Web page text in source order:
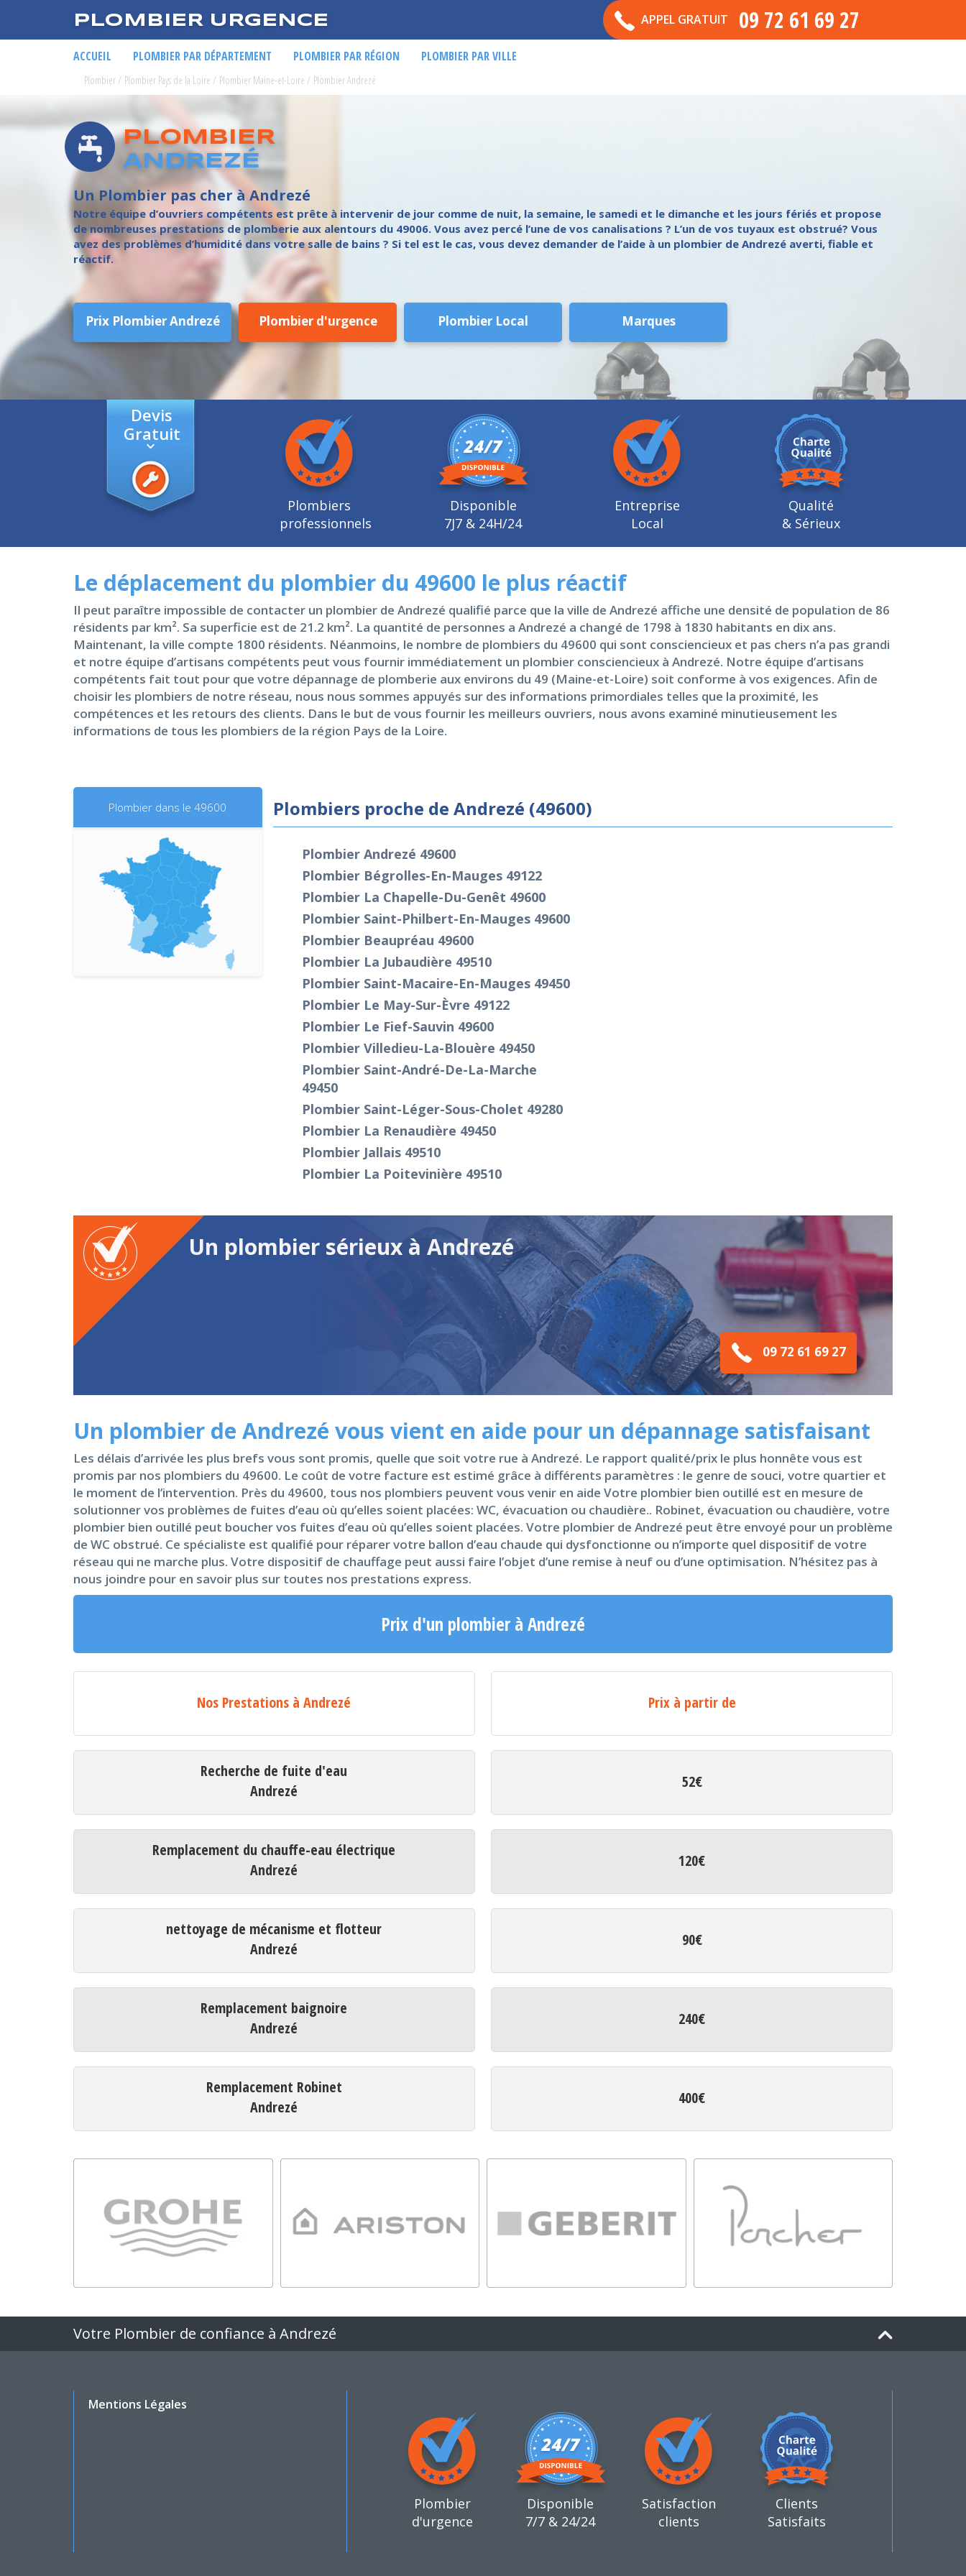
PLOMBIER URGENCE APPEL GRATUIT 09 72 61 69 27
ACCUEIL PLOMBIER PAR DÉPARTEMENT PLOMBIER PAR RÉGION PLOMBIER PAR VILLE
Plombier/ Plombier Pays de la Loire / Plombier Maine-et-Loire / Plombier Andrezé
PLOMBIER
ANDREZÉ
Un Plombier pas cher à Andrezé
Notre équipe d’ouvriers compétents est prête à intervenir de jour comme de nuit, la semaine, le samedi et le dimanche et les jours fériés et propose
de nombreuses prestations de plomberie aux alentours du 49006. Vous avez percé l’une de vos canalisations ? L’un de vos tuyaux est obstrué? Vous
avez des problèmes d’humidité dans votre salle de bains ? Si tel est le cas, vous devez demander de l’aide à un plombier de Andrezé averti, fiable et
réactif.
Prix Plombier Andrezé Plombier d'urgence Plombier Local Marques
Devis
Gratuit
Plombiers
professionnels
Disponible
7J7 & 24H/24
Entreprise
Local
Qualité
& Sérieux
Le déplacement du plombier du 49600 le plus réactif
Il peut paraître impossible de contacter un plombier de Andrezé qualifié parce que la ville de Andrezé affiche une densité de population de 86
résidents par km². Sa superficie est de 21.2 km². La quantité de personnes a Andrezé a changé de 1798 à 1830 habitants en dix ans.
Maintenant, la ville compte 1800 résidents. Néanmoins, le nombre de plombiers du 49600 qui sont consciencieux et pas chers n’a pas grandi
et notre équipe d’artisans compétents peut vous fournir immédiatement un plombier consciencieux à Andrezé. Notre équipe d’artisans
compétents fait tout pour que votre dépannage de plomberie aux environs du 49 (Maine-et-Loire) soit conforme à vos exigences. Afin de
choisir les plombiers de notre réseau, nous nous sommes appuyés sur des informations primordiales telles que la proximité, les
compétences et les retours des clients. Dans le but de vous fournir les meilleurs ouvriers, nous avons examiné minutieusement les
informations de tous les plombiers de la région Pays de la Loire.
Plombier dans le 49600 Plombiers proche de Andrezé (49600)
Plombier Andrezé 49600
Plombier Bégrolles-En-Mauges 49122
Plombier La Chapelle-Du-Genêt 49600
Plombier Saint-Philbert-En-Mauges 49600
Plombier Beaupréau 49600
Plombier La Jubaudière 49510
Plombier Saint-Macaire-En-Mauges 49450
Plombier Le May-Sur-Èvre 49122
Plombier Le Fief-Sauvin 49600
Plombier Villedieu-La-Blouère 49450
Plombier Saint-André-De-La-Marche
49450
Plombier Saint-Léger-Sous-Cholet 49280
Plombier La Renaudière 49450
Plombier Jallais 49510
Plombier La Poitevinière 49510
Un plombier sérieux à Andrezé
09 72 61 69 27
Un plombier de Andrezé vous vient en aide pour un dépannage satisfaisant
Les délais d’arrivée les plus brefs vous sont promis, quelle que soit votre rue à Andrezé. Le rapport qualité/prix le plus honnête vous est
promis par nos plombiers du 49600. Le coût de votre facture est estimé grâce à différents paramètres : le genre de souci, votre quartier et
le moment de l’intervention. Près du 49600, tous nos plombiers peuvent vous venir en aide Votre plombier bien outillé est en mesure de
solutionner vos problèmes de fuites d’eau où qu’elles soient placées: WC, évacuation ou chaudière.. Robinet, évacuation ou chaudière, votre
plombier bien outillé peut boucher vos fuites d’eau où qu’elles soient placées. Votre plombier de Andrezé peut être envoyé pour un problème
de WC obstrué. Ce spécialiste est qualifié pour réparer votre ballon d’eau chaude qui dysfonctionne ou n’importe quel dispositif de votre
réseau qui ne marche plus. Votre dispositif de chauffage peut aussi faire l’objet d’une remise à neuf ou d’une optimisation. N’hésitez pas à
nous joindre pour en savoir plus sur toutes nos prestations express.
Prix d'un plombier à Andrezé
Nos Prestations à Andrezé Prix à partir de
Recherche de fuite d'eau
Andrezé
52€
Remplacement du chauffe-eau électrique
Andrezé
120€
nettoyage de mécanisme et flotteur
Andrezé
90€
Remplacement baignoire
Andrezé
240€
Remplacement Robinet
Andrezé
400€
Votre Plombier de confiance à Andrezé
Mentions Légales
Plombier
d'urgence
Disponible
7/7 & 24/24
Satisfaction
clients
Clients
Satisfaits